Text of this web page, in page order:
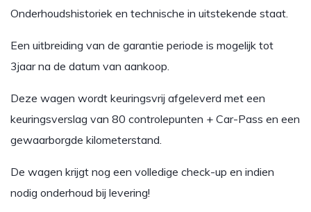
Onderhoudshistoriek en technische in uitstekende staat.
Een uitbreiding van de garantie periode is mogelijk tot
3jaar na de datum van aankoop.
Deze wagen wordt keuringsvrij afgeleverd met een
keuringsverslag van 80 controlepunten + Car-Pass en een
gewaarborgde kilometerstand.
De wagen krijgt nog een volledige check-up en indien
nodig onderhoud bij levering!